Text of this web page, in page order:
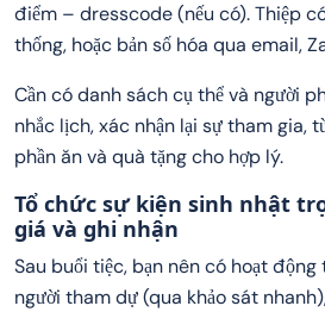
điểm – dresscode (nếu có). Thiệp
thống, hoặc bản số hóa qua email,
Cần có danh sách cụ thể và người
nhắc lịch, xác nhận lại sự tham gia,
phần ăn và quà tặng cho hợp lý.
Tổ chức sự kiện sinh nhật
giá và ghi nhận
Sau buổi tiệc, bạn nên có hoạt động
người tham dự (qua khảo sát